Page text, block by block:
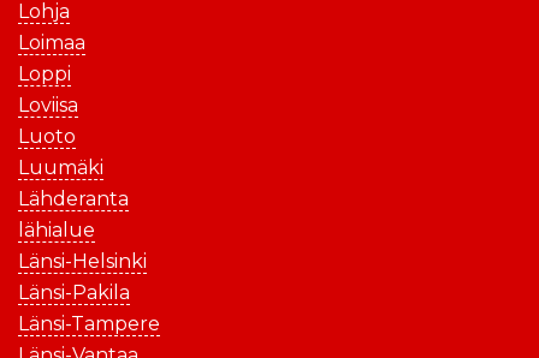
Lohja
Loimaa
Loppi
Loviisa
Luoto
Luumäki
Lähderanta
lähialue
Länsi-Helsinki
Länsi-Pakila
Länsi-Tampere